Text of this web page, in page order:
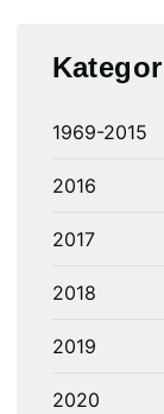
1969-2015
2016
2017
2018
2019
2020